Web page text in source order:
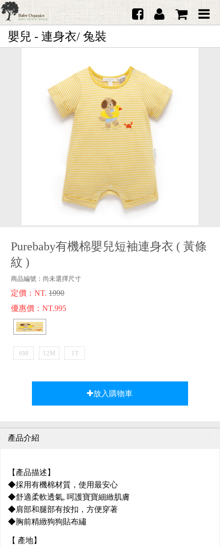
首頁
日本品牌育兒配件
韓國Merebe寶寶配件
客服專區
嬰兒 - 連身衣/ 兔裝
Purebaby有機棉嬰兒短袖連身衣 (黃條
紋 )
商品編號： 尚未選擇尺寸
定價：NT.1990
優惠價：NT.995
6M 12M 1T
放入購物車
產品介紹
【產品描述】
◆採用有機棉材質，使用最安心
◆舒適柔軟透氣, 呵護寶寶細緻肌膚
◆肩部和腿部有按扣，方便穿著
◆胸前精緻狗狗貼布繡
【 產地】